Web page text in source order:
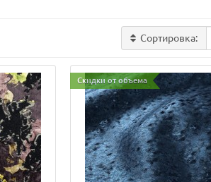
Сортировка:
Скидки от объема